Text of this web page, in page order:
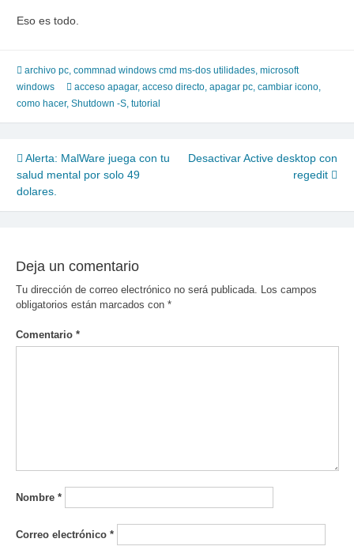
Eso es todo.
archivo pc, commnad windows cmd ms-dos utilidades, microsoft
windows
acceso apagar, acceso directo, apagar pc, cambiar icono,
como hacer, Shutdown -S, tutorial
Navegación
de
entradas
Alerta: MalWare juega con tu
salud mental por solo 49
dolares.
Desactivar Active desktop con
regedit
Deja un comentario
Tu dirección de correo electrónico no será publicada.
Los campos
obligatorios están marcados con *
Comentario *
Nombre *
Correo electrónico *